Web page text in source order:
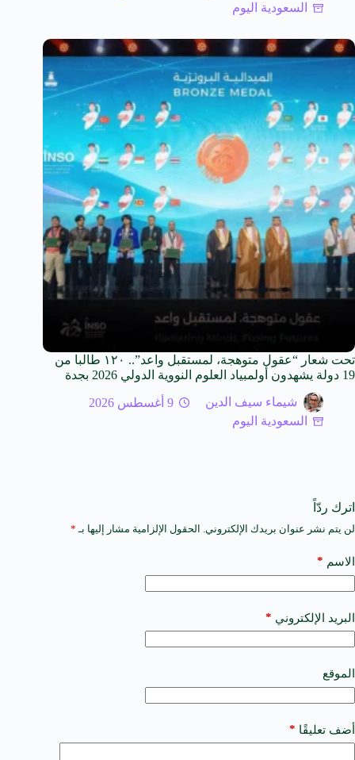
السعودية اليوم
تحت شعار “عقول متوهجة، لمستقبل واعد”.. ١٢٠ طالبا من
19 دولة يشهدون أولمبياد العلوم النووية الدولي 2026 بجدة
شيماء سيف الدين
9 أغسطس 2026
السعودية اليوم
اترك ردّاً
لن يتم نشر عنوان بريدك الإلكتروني. الحقول الإلزامية مشار إليها بـ *
الاسم *
البريد الإلكتروني *
الموقع
أضف تعليقًا *
A
t
e
a
t
i
e
: